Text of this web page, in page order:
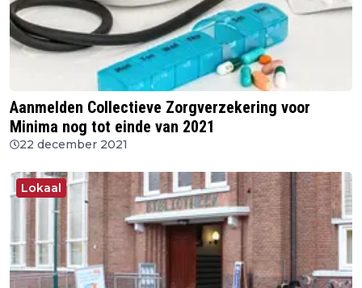
Aanmelden Collectieve Zorgverzekering voor
Minima nog tot einde van 2021
22 december 2021
Lokaal